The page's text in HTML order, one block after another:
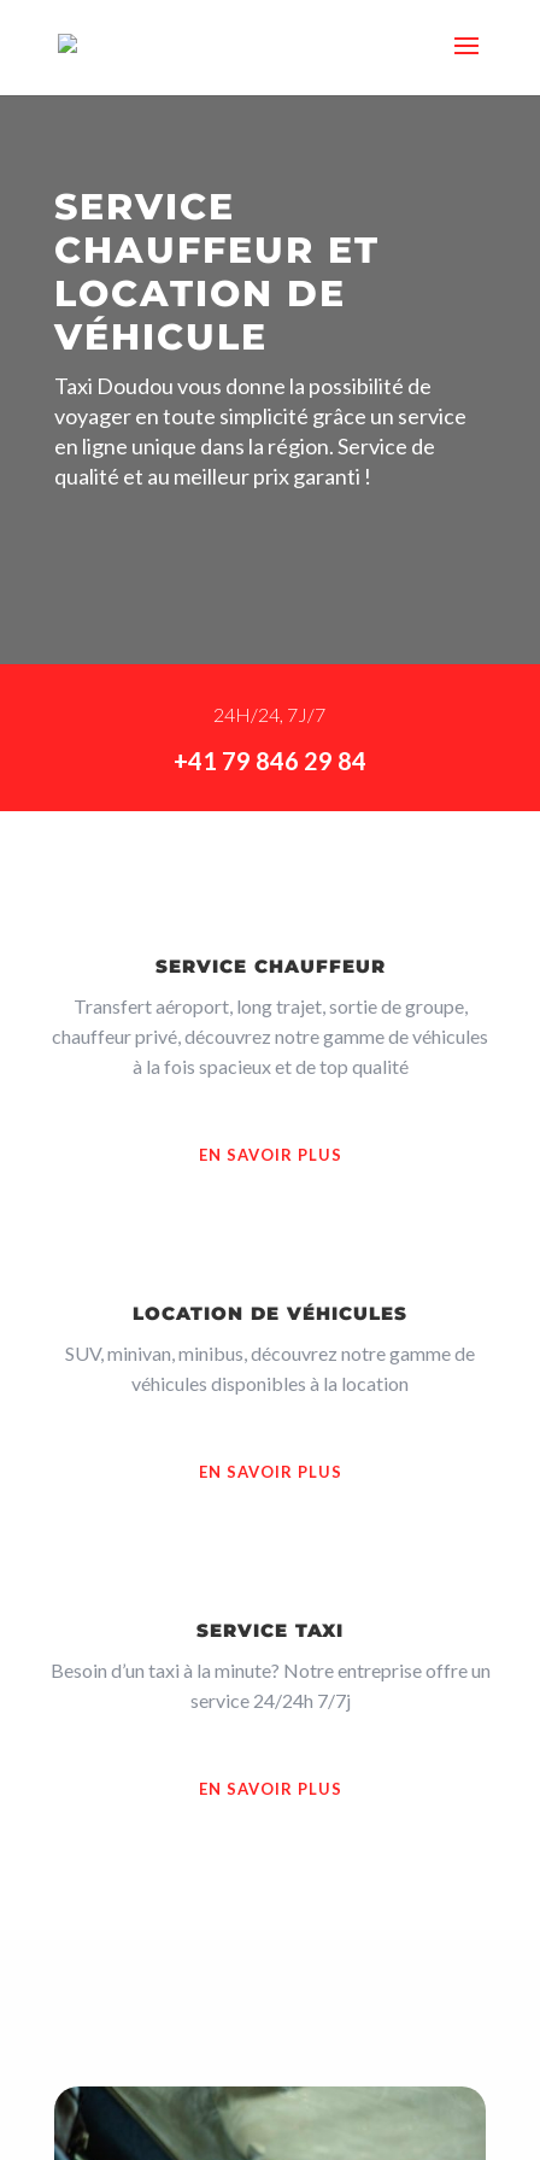
SERVICE
CHAUFFEUR ET
LOCATION DE
VÉHICULE
Taxi Doudou vous donne la possibilité de
voyager en toute simplicité grâce un service
en ligne unique dans la région. Service de
qualité et au meilleur prix garanti !
24H/24, 7J/7
+41 79 846 29 84
SERVICE CHAUFFEUR
Transfert aéroport, long trajet, sortie de groupe,
chauffeur privé, découvrez notre gamme de véhicules
à la fois spacieux et de top qualité
EN SAVOIR PLUS
LOCATION DE VÉHICULES
SUV, minivan, minibus, découvrez notre gamme de
véhicules disponibles à la location
EN SAVOIR PLUS
SERVICE TAXI
Besoin d’un taxi à la minute? Notre entreprise offre un
service 24/24h 7/7j
EN SAVOIR PLUS